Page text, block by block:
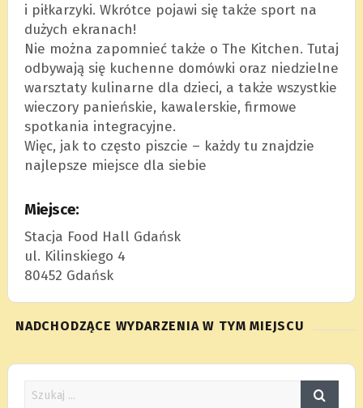
i piłkarzyki. Wkrótce pojawi się także sport na
dużych ekranach!
Nie można zapomnieć także o The Kitchen. Tutaj
odbywają się kuchenne domówki oraz niedzielne
warsztaty kulinarne dla dzieci, a także wszystkie
wieczory panieńskie, kawalerskie, firmowe
spotkania integracyjne.
Więc, jak to często piszcie – każdy tu znajdzie
najlepsze miejsce dla siebie
Miejsce:
Stacja Food Hall Gdańsk
ul. Kilinskiego 4
80452 Gdańsk
NADCHODZĄCE WYDARZENIA W TYM MIEJSCU